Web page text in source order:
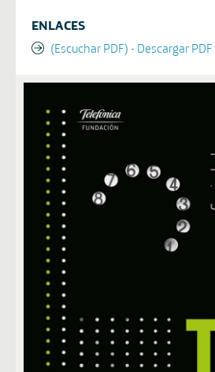
ENLACES
(Escuchar PDF) - Descargar